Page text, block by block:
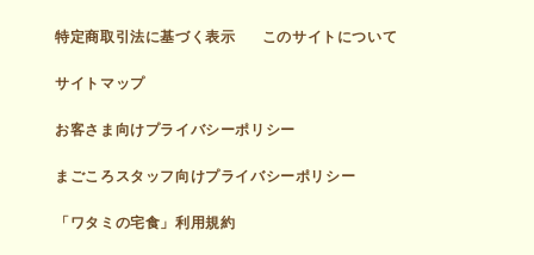
特定商取引法に基づく表示 このサイトについて
サイトマップ
お客さま向けプライバシーポリシー
まごころスタッフ向けプライバシーポリシー
「ワタミの宅食」利用規約